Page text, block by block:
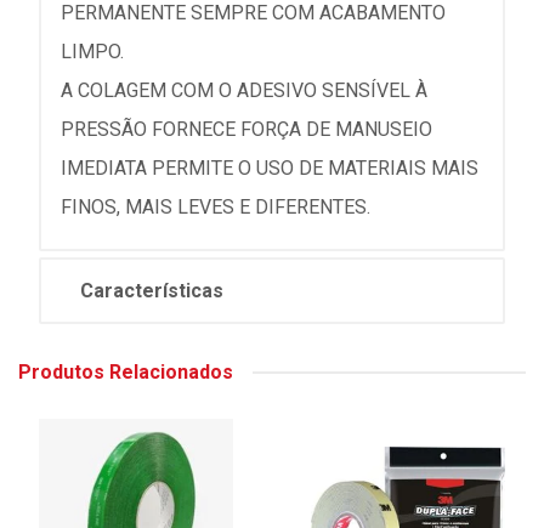
PERMANENTE SEMPRE COM ACABAMENTO
LIMPO.
A COLAGEM COM O ADESIVO SENSÍVEL À
PRESSÃO FORNECE FORÇA DE MANUSEIO
IMEDIATA PERMITE O USO DE MATERIAIS MAIS
FINOS, MAIS LEVES E DIFERENTES.
Características
Produtos Relacionados